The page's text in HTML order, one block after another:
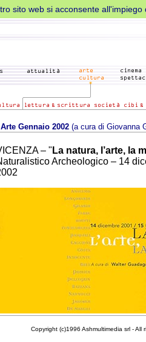
sito web si acconsente
Arte Gennaio 2002 (a cura di Giovanna
– " La natura, l’arte, la
Archeologico – 14
Ashmultimedia srl - All